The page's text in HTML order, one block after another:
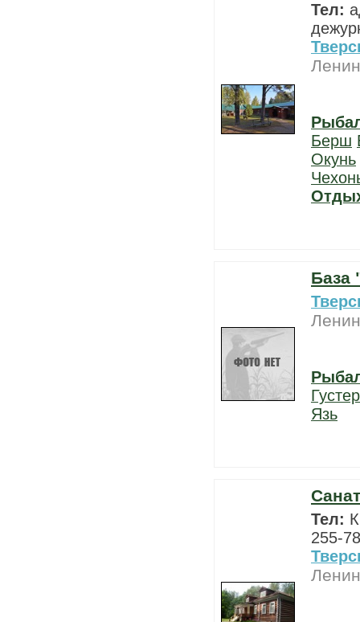
Тел:
Берш
Окунь
База
Язь
Тел:
255-